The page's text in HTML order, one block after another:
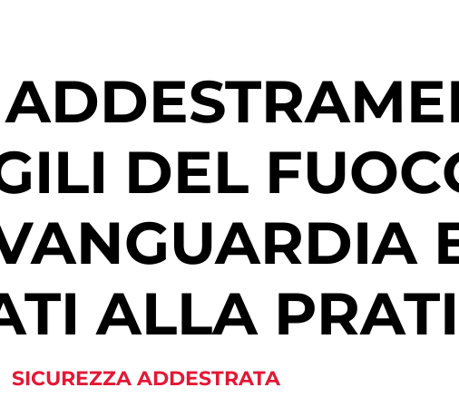
DEL
ALLA
SICUREZZA ADDESTRATA